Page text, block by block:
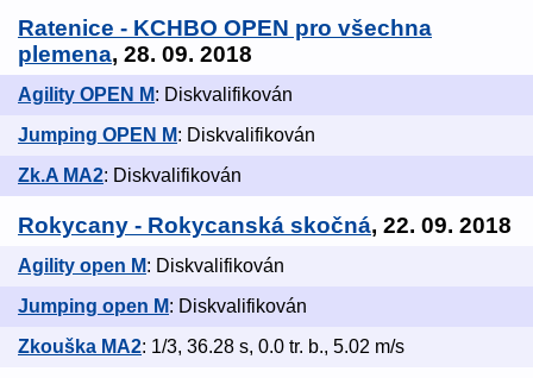
Ratenice - KCHBO OPEN pro všechna
plemena, 28. 09. 2018
Agility OPEN M: Diskvalifikován
Jumping OPEN M: Diskvalifikován
Zk.A MA2: Diskvalifikován
Rokycany - Rokycanská skočná, 22. 09. 2018
Agility open M: Diskvalifikován
Jumping open M: Diskvalifikován
Zkouška MA2: 1/3, 36.28 s, 0.0 tr. b., 5.02 m/s